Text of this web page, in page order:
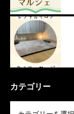
カテゴリー